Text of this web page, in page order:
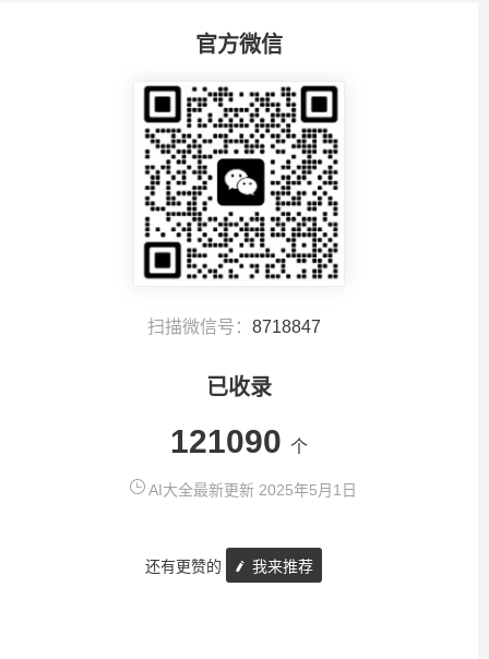
官方微信
扫描微信号： 8718847
已收录
121090 个
AI大全最新更新 2025年5月1日
还有更赞的 我来推荐